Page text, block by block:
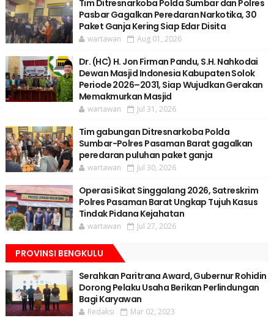
Tim Ditresnarkoba Polda Sumbar dan Polres
Pasbar Gagalkan Peredaran Narkotika, 30
Paket Ganja Kering Siap Edar Disita
wartawan Aug 01, 2026
Dr. (HC) H. Jon Firman Pandu, S.H. Nahkodai
Dewan Masjid Indonesia Kabupaten Solok
Periode 2026–2031, Siap Wujudkan Gerakan
Memakmurkan Masjid
wartawan Jul 31, 2026
Tim gabungan Ditresnarkoba Polda
Sumbar-Polres Pasaman Barat gagalkan
peredaran puluhan paket ganja
wartawan Jul 30, 2026
Operasi Sikat Singgalang 2026, Satreskrim
Polres Pasaman Barat Ungkap Tujuh Kasus
Tindak Pidana Kejahatan
wartawan Jul 27, 2026
PROVINSI BENGKULU
Serahkan Paritrana Award, Gubernur Rohidin
Dorong Pelaku Usaha Berikan Perlindungan
Bagi Karyawan
Redaksi Mar 02, 2023